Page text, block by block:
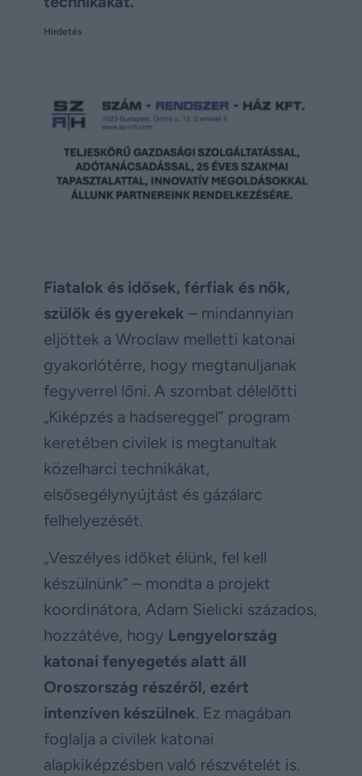
Hirdetés
Fiatalok és idősek, férfiak és nők,
szülők és gyerekek – mindannyian
eljöttek a Wroclaw melletti katonai
gyakorlótérre, hogy megtanuljanak
fegyverrel lőni. A szombat délelőtti
„Kiképzés a hadsereggel” program
keretében civilek is megtanultak
közelharci technikákat,
elsősegélynyújtást és gázálarc
felhelyezését.
„Veszélyes időket élünk, fel kell
készülnünk” – mondta a projekt
koordinátora, Adam Sielicki százados,
hozzátéve, hogy Lengyelország
katonai fenyegetés alatt áll
Oroszország részéről, ezért
intenzíven készülnek. Ez magában
foglalja a civilek katonai
alapkiképzésben való részvételét is.